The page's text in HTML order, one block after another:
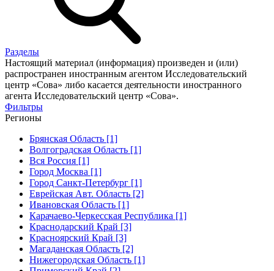
Разделы
Настоящий материал (информация) произведен и (или)
распространен иностранным агентом Исследовательский
центр «Сова» либо касается деятельности иностранного
агента Исследовательский центр «Сова».
Фильтры
Регионы
Брянская Область [1]
Волгоградская Область [1]
Вся Россия [1]
Город Москва [1]
Город Санкт-Петербург [1]
Еврейская Авт. Область [2]
Ивановская Область [1]
Карачаево-Черкесская Республика [1]
Краснодарский Край [3]
Красноярский Край [3]
Магаданская Область [2]
Нижегородская Область [1]